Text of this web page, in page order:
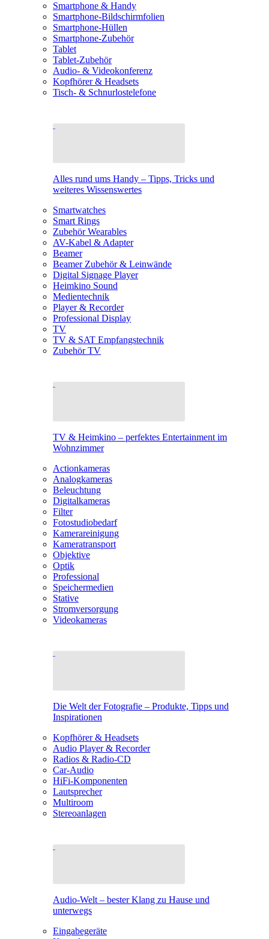
Smartphone & Handy
Smartphone-Bildschirmfolien
Smartphone-Hüllen
Smartphone-Zubehör
Tablet
Tablet-Zubehör
Audio- & Videokonferenz
Kopfhörer & Headsets
Tisch- & Schnurlostelefone
Alles rund ums Handy – Tipps, Tricks und
weiteres Wissenswertes
Smartwatches
Smart Rings
Zubehör Wearables
AV-Kabel & Adapter
Beamer
Beamer Zubehör & Leinwände
Digital Signage Player
Heimkino Sound
Medientechnik
Player & Recorder
Professional Display
TV
TV & SAT Empfangstechnik
Zubehör TV
TV & Heimkino – perfektes Entertainment im
Wohnzimmer
Actionkameras
Analogkameras
Beleuchtung
Digitalkameras
Filter
Fotostudiobedarf
Kamerareinigung
Kameratransport
Objektive
Optik
Professional
Speichermedien
Stative
Stromversorgung
Videokameras
Die Welt der Fotografie – Produkte, Tipps und
Inspirationen
Kopfhörer & Headsets
Audio Player & Recorder
Radios & Radio-CD
Car-Audio
HiFi-Komponenten
Lautsprecher
Multiroom
Stereoanlagen
Audio-Welt – bester Klang zu Hause und
unterwegs
Eingabegeräte